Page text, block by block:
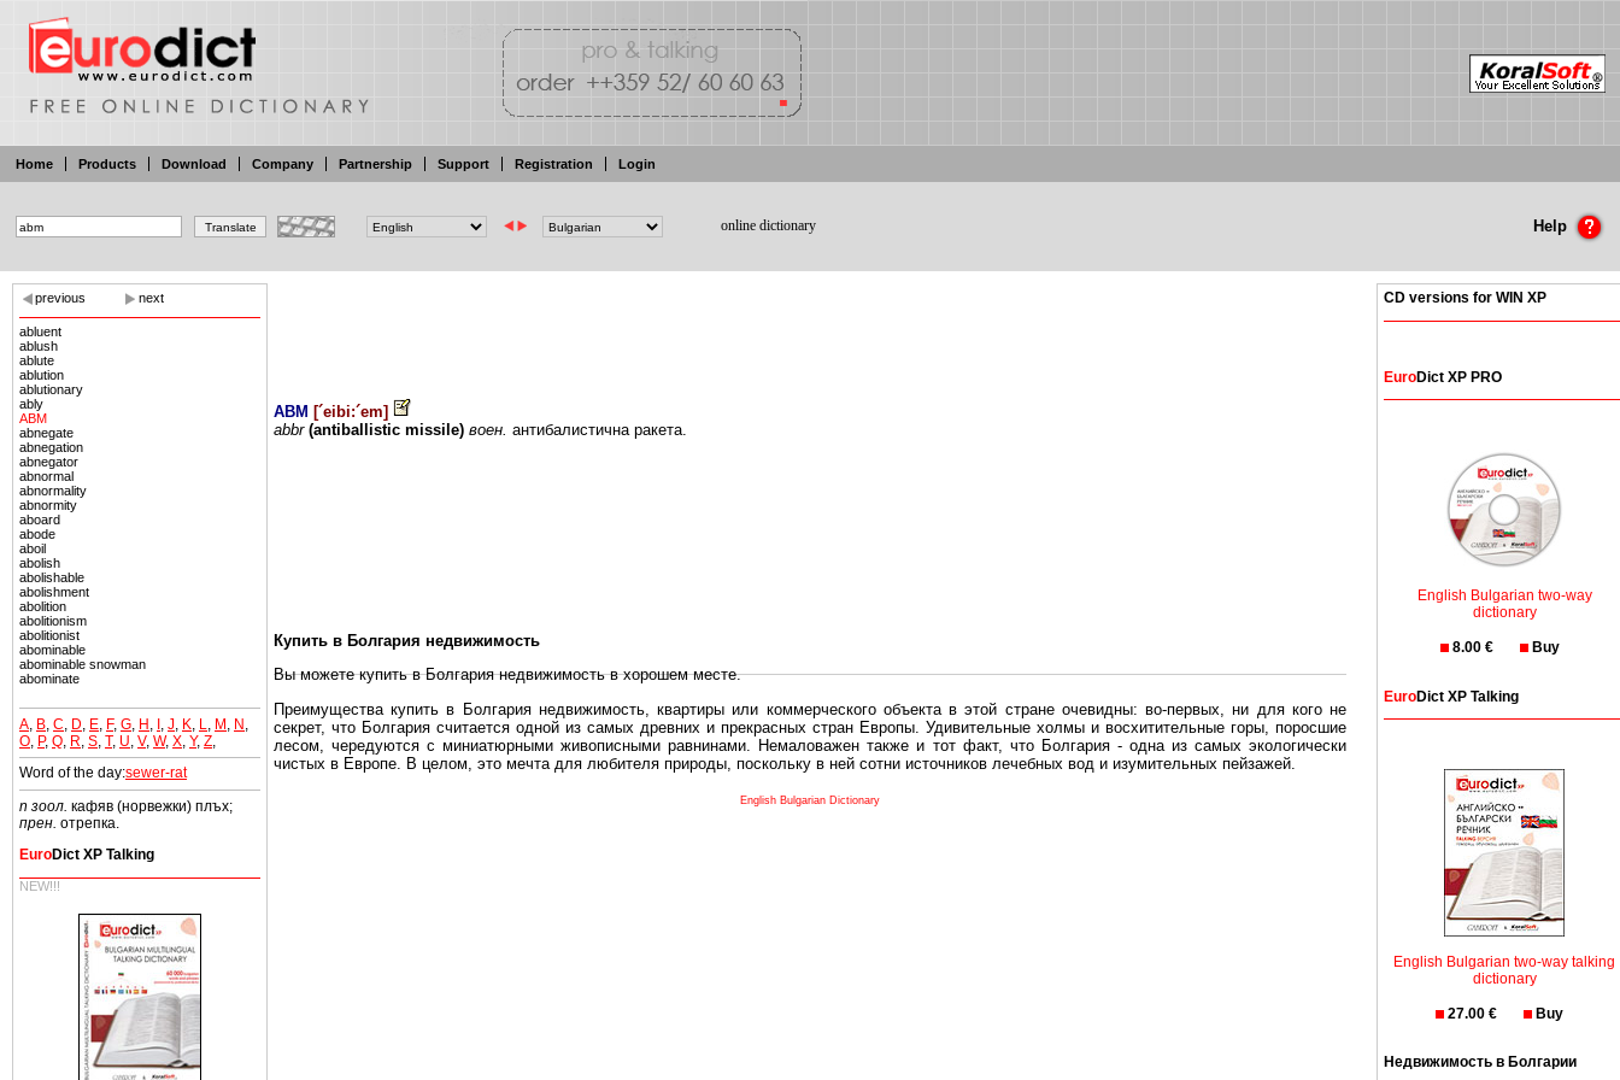
Home Products Download Company Partnership Support Registration Login
online dictionary Help
previous next
abluent
ablush
ablute
ablution
ablutionary
ably
ABM
abnegate
abnegation
abnegator
abnormal
abnormality
abnormity
aboard
abode
aboil
abolish
abolishable
abolishment
abolition
abolitionism
abolitionist
abominable
abominable snowman
abominate
A B C D E F, G H I J K L M N
O P, Q R S T, U V, W, X Y, Z
Word of the day:sewer-rat
n зоол. кафяв (норвежки) плъх;
прен. отрепка.
EuroDict XP Talking
NEW!!!
ABM [´eibi:´em]
abbr (antiballistic missile) воен. антибалистична ракета.
Купить в Болгария недвижимость
Вы можете купить в Болгария недвижимость в хорошем месте.
Преимущества купить в Болгария недвижимость, квартиры или коммерческого объекта в этой стране очевидны: во-первых, ни для кого не
секрет, что Болгария считается одной из самых древних и прекрасных стран Европы. Удивительные холмы и восхитительные горы, поросшие
лесом, чередуются с миниатюрными живописными равнинами. Немаловажен также и тот факт, что Болгария - одна из самых экологически
чистых в Европе. В целом, это мечта для любителя природы, поскольку в ней сотни источников лечебных вод и изумительных пейзажей.
Еще одно существенное преимущество в плане купить в Болгария недвижимость заключено в том, что Болгария безопасная страна - в ней
English Bulgarian Dictionary
CD versions for WIN XP
EuroDict XP PRO
English Bulgarian two-way
dictionary
8.00 € Buy
EuroDict XP Talking
English Bulgarian two-way talking
dictionary
27.00 € Buy
Недвижимость в Болгарии